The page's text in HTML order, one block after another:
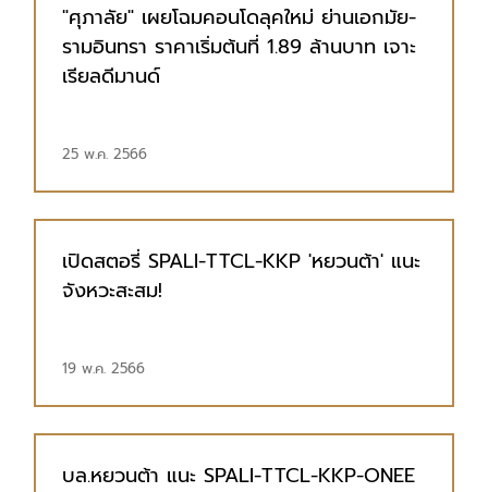
"ศุภาลัย" เผยโฉมคอนโดลุคใหม่ ย่านเอกมัย-
รามอินทรา ราคาเริ่มต้นที่ 1.89 ล้านบาท เจาะ
เรียลดีมานด์
25 พ.ค. 2566
เปิดสตอรี่ SPALI-TTCL-KKP 'หยวนต้า' แนะ
จังหวะสะสม!
19 พ.ค. 2566
บล.หยวนต้า แนะ SPALI-TTCL-KKP-ONEE